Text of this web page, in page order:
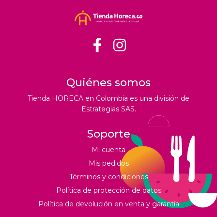
Quiénes somos
Tienda HORECA en Colombia es una división de
Estrategias SAS.
Soporte
Mi cuenta
Mis pedidos
Términos y condiciones
Política de protección de datos
Política de devolución en venta y garantía